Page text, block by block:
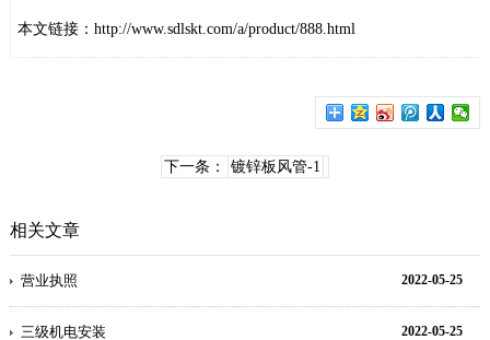
本文链接： http://www.sdlskt.com/a/product/888.html
下一条： 镀锌板风管-1
相关文章
2022-05-25
营业执照
2022-05-25
三级机电安装